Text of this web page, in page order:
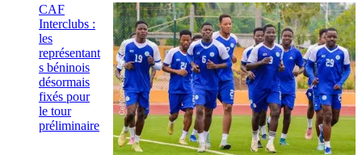
CAF
Interclubs :
les
représentant
s béninois
désormais
fixés pour
le tour
préliminaire